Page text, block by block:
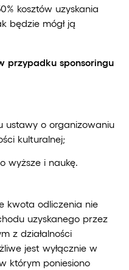
kosztów uzyskania
będzie mógł ją
przypadku sponsoringu
ustawy o organizowaniu
kulturalnej;
wyższe i naukę.
kwota odliczenia nie
uzyskanego przez
z działalności
jest wyłącznie w
którym poniesiono